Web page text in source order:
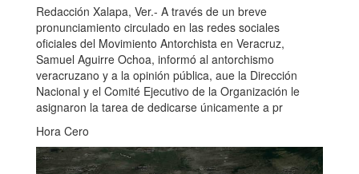
Redacción Xalapa, Ver.- A través de un breve
pronunciamiento circulado en las redes sociales
oficiales del Movimiento Antorchista en Veracruz,
Samuel Aguirre Ochoa, informó al antorchismo
veracruzano y a la opinión pública, aue la Dirección
Nacional y el Comité Ejecutivo de la Organización le
asignaron la tarea de dedicarse únicamente a pr
Hora Cero